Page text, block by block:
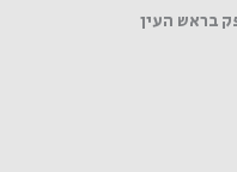
בראש העין